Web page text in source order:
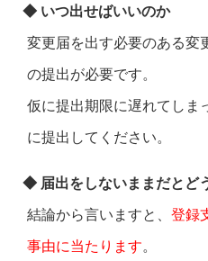
◆ いつ出せばいいのか
変更届を出す必要のある変
の提出が必要です。
仮に提出期限に遅れてしま
に提出してください。
◆ 届出をしないままだとど
結論から言いますと、 登録
事由に当たります。